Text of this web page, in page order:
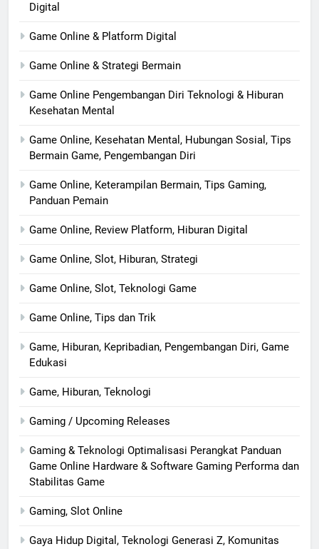
Digital
Game Online & Platform Digital
Game Online & Strategi Bermain
Game Online Pengembangan Diri Teknologi & Hiburan
Kesehatan Mental
Game Online, Kesehatan Mental, Hubungan Sosial, Tips
Bermain Game, Pengembangan Diri
Game Online, Keterampilan Bermain, Tips Gaming,
Panduan Pemain
Game Online, Review Platform, Hiburan Digital
Game Online, Slot, Hiburan, Strategi
Game Online, Slot, Teknologi Game
Game Online, Tips dan Trik
Game, Hiburan, Kepribadian, Pengembangan Diri, Game
Edukasi
Game, Hiburan, Teknologi
Gaming / Upcoming Releases
Gaming & Teknologi Optimalisasi Perangkat Panduan
Game Online Hardware & Software Gaming Performa dan
Stabilitas Game
Gaming, Slot Online
Gaya Hidup Digital, Teknologi Generasi Z, Komunitas